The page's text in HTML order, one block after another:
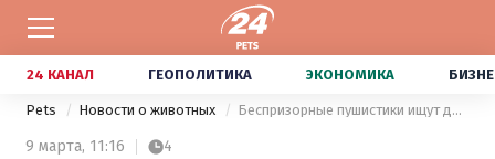
24 КАНАЛ ГЕОПОЛИТИКА ЭКОНОМИКА
Pets Новости о животных Беспризорные пушистики ищут дом: в Виннице открыли котокафе с возрастными ограничениями
9 марта, 11:16 4